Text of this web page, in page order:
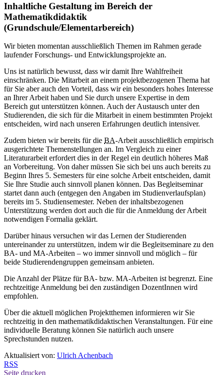
Inhaltliche Gestaltung im Bereich der
Mathematikdidaktik
(Grundschule/Elementarbereich)
Wir bieten momentan ausschließlich Themen im Rahmen gerade
laufender Forschungs- und Entwicklungsprojekte an.
Uns ist natürlich bewusst, dass wir damit Ihre Wahlfreiheit
einschränken. Die Mitarbeit an einem projektbezogenen Thema hat
für Sie aber auch den Vorteil, dass wir ein besonders hohes Interesse
an Ihrer Arbeit haben und Sie durch unsere Expertise in dem
Bereich gut unterstützen können. Auch der Austausch unter den
Studierenden, die sich für die Mitarbeit in einem bestimmten Projekt
entscheiden, wird nach unseren Erfahrungen deutlich intensiver.
Zudem bieten wir bereits für die BA-Arbeit ausschließlich empirisch
ausgerichtete Themen­stellungen an. Im Vergleich zu einer
Literaturarbeit erfordert dies in der Regel ein deutlich höheres Maß
an Vorbereitung. Von daher müssen Sie sich bei uns auch bereits zu
Beginn Ihres 5. Semesters für eine solche Arbeit entscheiden, damit
Sie Ihre Studie auch sinnvoll planen können. Das Begleitseminar
startet dann auch (entgegen den Angaben im Studienverlaufsplan)
bereits im 5. Studiensemester. Neben der inhaltsbezogenen
Unterstützung werden dort auch die für die Anmeldung der Arbeit
notwendigen Formalia geklärt.
Darüber hinaus versuchen wir das Lernen der Studierenden
untereinander zu unterstützen, indem wir die Begleitseminare zu den
BA- und MA-Arbeiten – wo immer sinnvoll und möglich – für
beide Studierendengruppen gemeinsam anbieten.
Die Anzahl der Plätze für BA- bzw. MA-Arbeiten ist begrenzt. Eine
rechtzeitige Anmeldung bei den zuständigen DozentInnen wird
empfohlen.
Über die aktuell möglichen Projektthemen informieren wir Sie
rechtzeitig in den mathematikdidaktischen Veranstaltungen. Für eine
individuelle Beratung können Sie natürlich auch unsere
Sprechstunden nutzen.
Aktualisiert von: Ulrich Achenbach
RSS
Seite drucken